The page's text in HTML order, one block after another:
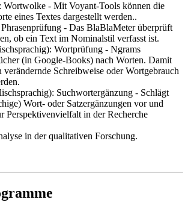
: Wortwolke - Mit Voyant-Tools können die
eines Textes dargestellt werden..
- Das BlaBlaMeter überprüft
ob ein Text im Nominalstil verfasst ist.
Wortprüfung - Ngrams
(in Google-Books) nach Worten. Damit
verändernde Schreibweise oder Wortgebrauch
Suchwortergänzung - Schlägt
Wort- oder Satzergänzungen vor und
Perspektivenvielfalt in der Recherche
in der qualitativen Forschung.